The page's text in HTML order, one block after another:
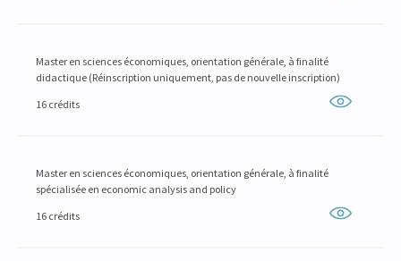
Master en sciences économiques, orientation générale, à finalité
didactique (Réinscription uniquement, pas de nouvelle inscription)
16 crédits
Master en sciences économiques, orientation générale, à finalité
spécialisée en economic analysis and policy
16 crédits